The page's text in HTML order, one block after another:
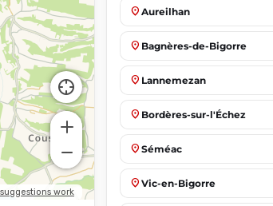
place Aureilhan
place Bagnères-de-Bigorre
place Lannemezan
place Bordères-sur-l'Échez
place Séméac
place Vic-en-Bigorre